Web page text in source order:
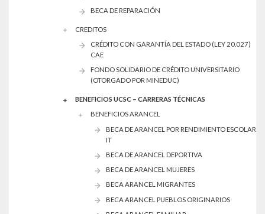
BECA DE REPARACIÓN
CREDITOS
CRÉDITO CON GARANTÍA DEL ESTADO (LEY 20.027)
CAE
FONDO SOLIDARIO DE CRÉDITO UNIVERSITARIO
(OTORGADO POR MINEDUC)
BENEFICIOS UCSC – CARRERAS TÉCNICAS
BENEFICIOS ARANCEL
BECA DE ARANCEL POR RENDIMIENTO ESCOLAR
IT
BECA DE ARANCEL DEPORTIVA
BECA DE ARANCEL MUJERES
BECA ARANCEL MIGRANTES
BECA ARANCEL PUEBLOS ORIGINARIOS